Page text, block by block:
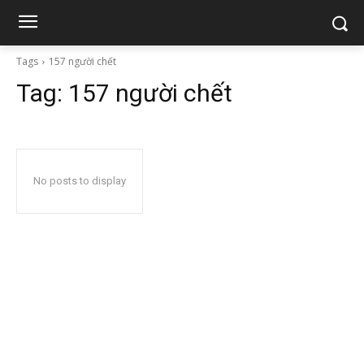
Tags 157 người chết
Tag: 157 người chết
No posts to display